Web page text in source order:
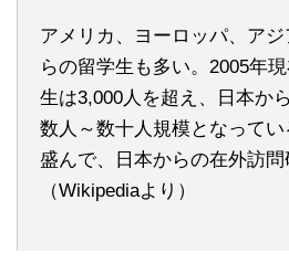
アメリカ、ヨーロッパ、ア
らの留学生も多い。2005年
生は3,000人を超え、日本か
数人～数十人規模となって
盛んで、日本からの在外訪問
（Wikipediaより）